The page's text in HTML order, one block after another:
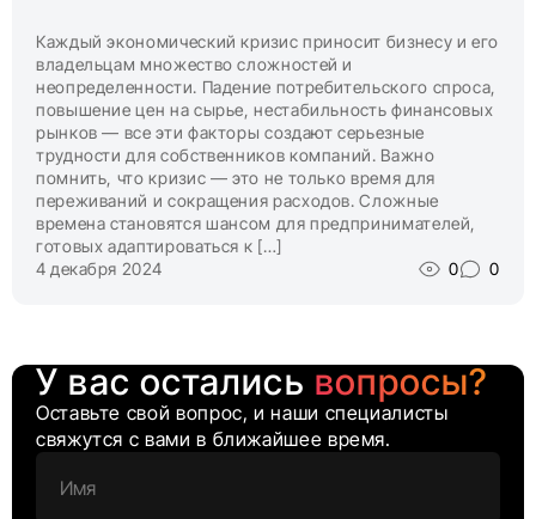
Каждый экономический кризис приносит бизнесу и его
владельцам множество сложностей и
неопределенности. Падение потребительского спроса,
повышение цен на сырье, нестабильность финансовых
рынков — все эти факторы создают серьезные
трудности для собственников компаний. Важно
помнить, что кризис — это не только время для
переживаний и сокращения расходов. Сложные
времена становятся шансом для предпринимателей,
готовых адаптироваться к […]
4 декабря 2024
0 0
У вас остались вопросы?
Оставьте свой вопрос, и наши специалисты
свяжутся с вами в ближайшее время.